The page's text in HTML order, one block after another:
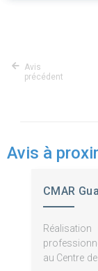
Avis
précédent
Avis à
CMAR
au Centre